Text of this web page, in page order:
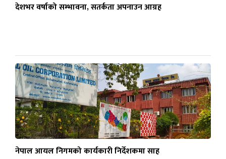
देशभर वर्षाको सम्भावना, सतर्कता अपनाउन आग्रह
नेपाल आयल निगमको कार्यकारी निर्देशकमा साह